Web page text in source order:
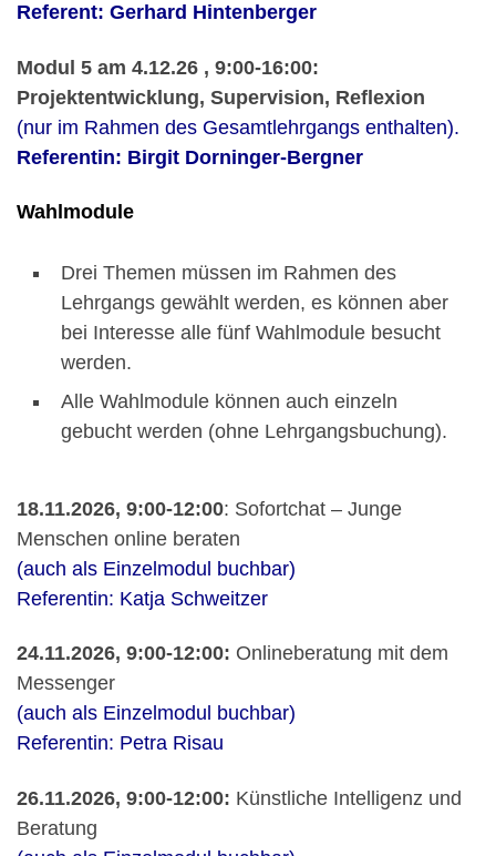
Referent: Gerhard Hintenberger
Modul 5 am 4.12.26 , 9:00-16:00:
Projektentwicklung, Supervision, Reflexion
(nur im Rahmen des Gesamtlehrgangs enthalten).
Referentin: Birgit Dorninger-Bergner
Wahlmodule
Drei Themen müssen im Rahmen des
Lehrgangs gewählt werden, es können aber
bei Interesse alle fünf Wahlmodule besucht
werden.
Alle Wahlmodule können auch einzeln
gebucht werden (ohne Lehrgangsbuchung).
18.11.2026, 9:00-12:00: Sofortchat – Junge
Menschen online beraten
(auch als Einzelmodul buchbar)
Referentin: Katja Schweitzer
24.11.2026, 9:00-12:00: Onlineberatung mit dem
Messenger
(auch als Einzelmodul buchbar)
Referentin: Petra Risau
26.11.2026, 9:00-12:00: Künstliche Intelligenz und
Beratung